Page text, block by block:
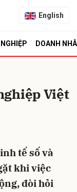
English
DOANH
Việt
tế số và
khi việc
đòi hỏi
Hủy